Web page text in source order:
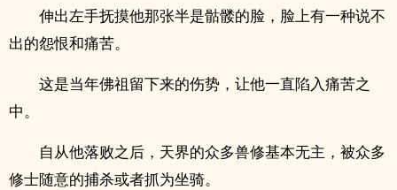
伸出左手抚摸他那张半是骷髅的脸，脸上有一种说不
出的怨恨和痛苦。
这是当年佛祖留下来的伤势，让他一直陷入痛苦之
中。
自从他落败之后，天界的众多兽修基本无主，被众多
修士随意的捕杀或者抓为坐骑。